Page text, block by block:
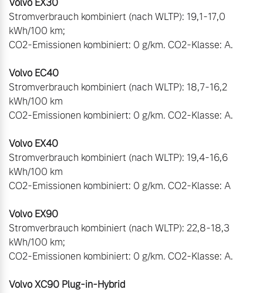
Stromverbrauch kombiniert (nach WLTP): 19,1-17,0
kWh/100 km;
CO2-Emissionen kombiniert: 0 g/km. CO2-Klasse: A.
Stromverbrauch kombiniert (nach WLTP): 18,7-16,2
kWh/100 km
CO2-Emissionen kombiniert: 0 g/km. CO2-Klasse: A.
Stromverbrauch kombiniert (nach WLTP): 19,4-16,6
kWh/100 km
CO2-Emissionen kombiniert: 0 g/km. CO2-Klasse: A
Stromverbrauch kombiniert (nach WLTP): 22,8-18,3
kWh/100 km;
CO2-Emissionen kombiniert: 0 g/km. CO2-Klasse: A.